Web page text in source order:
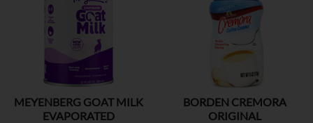
MEYENBERG GOAT MILK
EVAPORATED
BORDEN CREMORA
ORIGINAL